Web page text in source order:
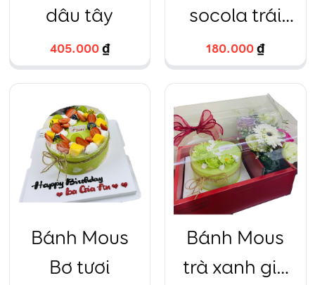
dâu tây
405.000₫
socola trái
tim
180.000₫
Bánh Mous
Bơ tươi
Bánh Mous
trà xanh giỏ